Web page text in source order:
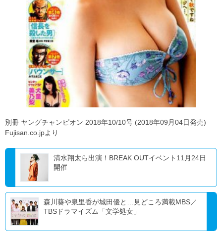
別冊 ヤングチャンピオン 2018年10/10号 (2018年09月04日発売)
Fujisan.co.jpより
清水翔太ら出演！BREAK OUTイベント11月24日
開催
森川葵や泉里香が城田優と…見どころ満載MBS／
TBSドラマイズム「文学処女」